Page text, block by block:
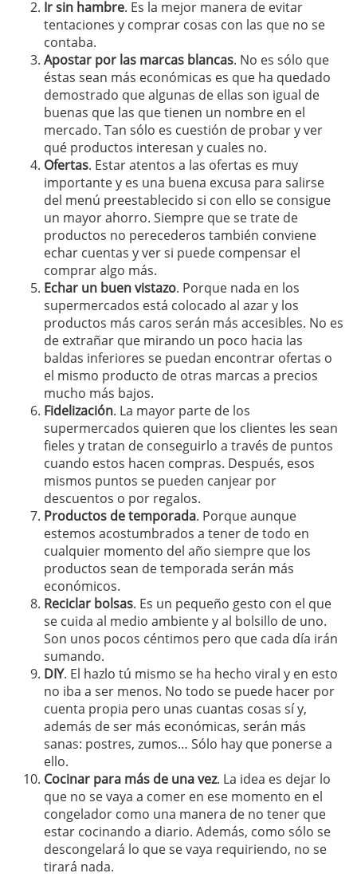
Ir sin hambre. Es la mejor manera de evitar
tentaciones y comprar cosas con las que no se
contaba.
Apostar por las marcas blancas. No es sólo que
éstas sean más económicas es que ha quedado
demostrado que algunas de ellas son igual de
buenas que las que tienen un nombre en el
mercado. Tan sólo es cuestión de probar y ver
qué productos interesan y cuales no.
Ofertas. Estar atentos a las ofertas es muy
importante y es una buena excusa para salirse
del menú preestablecido si con ello se consigue
un mayor ahorro. Siempre que se trate de
productos no perecederos también conviene
echar cuentas y ver si puede compensar el
comprar algo más.
Echar un buen vistazo. Porque nada en los
supermercados está colocado al azar y los
productos más caros serán más accesibles. No es
de extrañar que mirando un poco hacia las
baldas inferiores se puedan encontrar ofertas o
el mismo producto de otras marcas a precios
mucho más bajos.
Fidelización. La mayor parte de los
supermercados quieren que los clientes les sean
fieles y tratan de conseguirlo a través de puntos
cuando estos hacen compras. Después, esos
mismos puntos se pueden canjear por
descuentos o por regalos.
Productos de temporada. Porque aunque
estemos acostumbrados a tener de todo en
cualquier momento del año siempre que los
productos sean de temporada serán más
económicos.
Reciclar bolsas. Es un pequeño gesto con el que
se cuida al medio ambiente y al bolsillo de uno.
Son unos pocos céntimos pero que cada día irán
sumando.
DIY. El hazlo tú mismo se ha hecho viral y en esto
no iba a ser menos. No todo se puede hacer por
cuenta propia pero unas cuantas cosas sí y,
además de ser más económicas, serán más
sanas: postres, zumos… Sólo hay que ponerse a
ello.
Cocinar para más de una vez. La idea es dejar lo
que no se vaya a comer en ese momento en el
congelador como una manera de no tener que
estar cocinando a diario. Además, como sólo se
descongelará lo que se vaya requiriendo, no se
tirará nada.